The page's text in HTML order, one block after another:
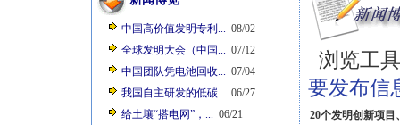
中国高价值发明专利... 08/02
全球发明大会（中国... 07/12
中国团队凭电池回收... 07/04
我国自主研发的低碳... 06/27
给土壤“搭电网”，... 06/21
浏览工
要发布信
20个发明创新项目